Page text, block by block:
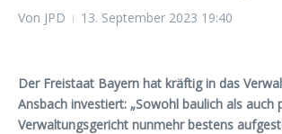
Von JPD 13. September 2023 19:40
Der Freistaat Bayern hat kräftig in das
Ansbach investiert: „Sowohl baulich als auch
Verwaltungsgericht nunmehr bestens